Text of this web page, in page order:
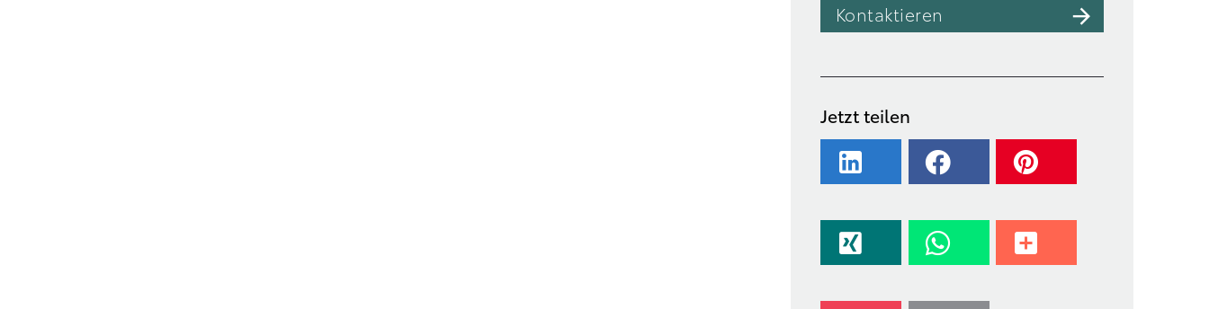
Kontaktieren
Jetzt teilen